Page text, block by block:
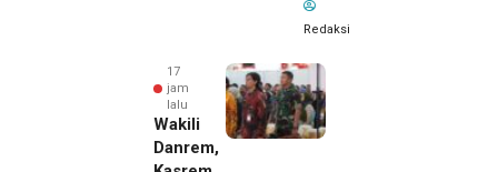
Redaksi
17
jam
lalu
Wakili
Danrem,